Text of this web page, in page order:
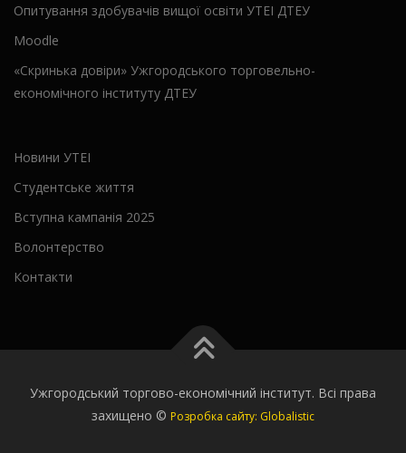
Опитування здобувачів вищої освіти УТЕІ ДТЕУ
Moodle
«Скринька довіри» Ужгородського торговельно-
економічного інституту ДТЕУ
Новини УТЕІ
Студентське життя
Вступна кампанія 2025
Волонтерство
Контакти
Ужгородський торгово-економічний інститут. Всі права
захищено © Розробка сайту: Globalistic